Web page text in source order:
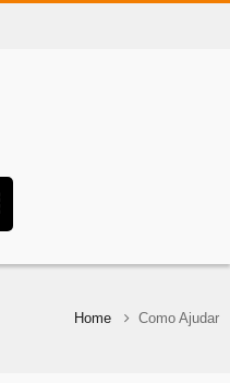
Home Como Ajudar